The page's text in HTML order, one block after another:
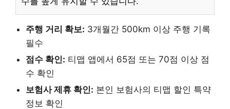
주행 거리 확보: 3개월간 500km 이상 주행 기록
필수
점수 확인: 티맵 앱에서 65점 또는 70점 이상 점
수 확인
보험사 제휴 확인: 본인 보험사의 티맵 할인 특약
정보 확인